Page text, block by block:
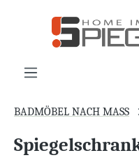
springen
BADMÖBEL NACH MASS